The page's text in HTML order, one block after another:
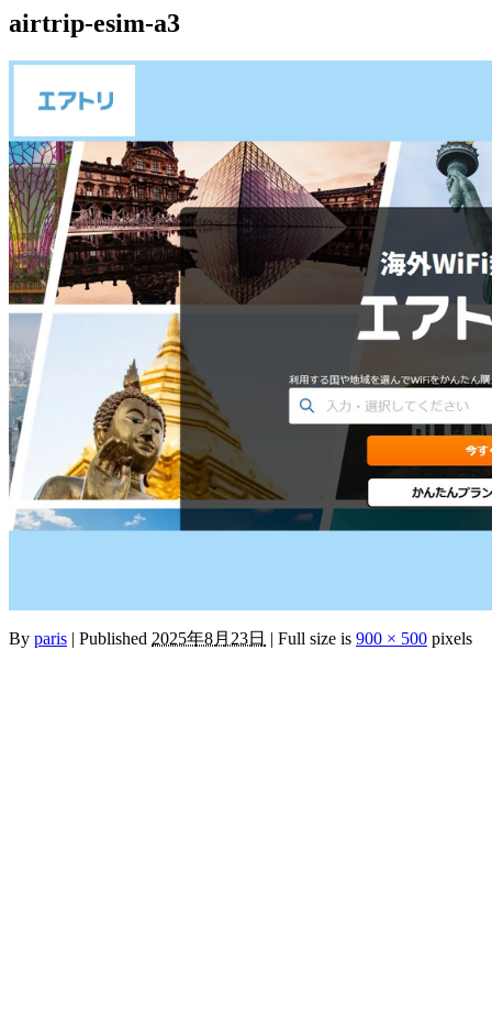
airtrip-esim-a3
By paris | Published 2025年8月23日 | Full size is 900 × 500 pixels